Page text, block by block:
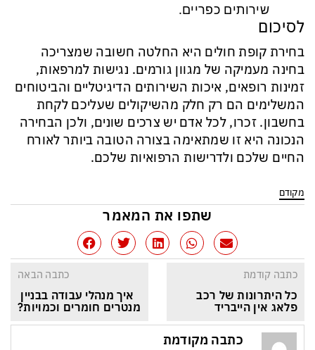
שירותים כפריים.
לסיכום
בחירת קופת חולים היא החלטה חשובה שמצריכה
בחינה מעמיקה של מגוון גורמים. נגישות למרפאות,
זמינות רופאים, איכות השירותים הדיגיטליים והביטוחים
המשלימים הם רק חלק מהשיקולים שעליכם לקחת
בחשבון. זכרו, לכל אדם יש צרכים שונים, ולכן הבחירה
הנכונה היא זו שמתאימה בצורה הטובה ביותר לאורח
החיים שלכם ולדרישות הרפואיות שלכם.
מקודם
שתפו את המאמר
כתבה קודמת
כל היתרונות של רכב
פלאג אין הייבריד
כתבה הבאה
איך מנהלי עבודה בבניין
מנטרים חומרים וכמויות?
כתבה מקודמת